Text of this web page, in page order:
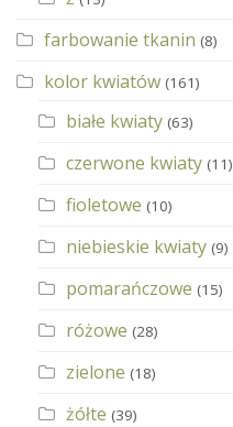
farbowanie tkanin (8)
kolor kwiatów (161)
białe kwiaty (63)
czerwone kwiaty (11)
fioletowe (10)
niebieskie kwiaty (9)
pomarańczowe (15)
różowe (28)
zielone (18)
żółte (39)